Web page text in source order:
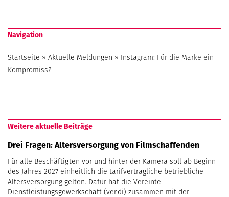
Navigation
Startseite » Aktuelle Meldungen » Instagram: Für die Marke ein
Kompromiss?
Weitere aktuelle Beiträge
Drei Fragen: Altersversorgung von Filmschaffenden
Für alle Beschäftigten vor und hinter der Kamera soll ab Beginn
des Jahres 2027 einheitlich die tarifvertragliche betriebliche
Altersversorgung gelten. Dafür hat die Vereinte
Dienstleistungsgewerkschaft (ver.di) zusammen mit der